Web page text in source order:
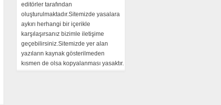
editörler tarafından
oluşturulmaktadır.Sitemizde yasalara
aykırı herhangi bir içerikle
karşılaşırsanız bizimle iletişime
geçebilirsiniz.Sitemizde yer alan
yazıların kaynak gösterilmeden
kısmen de olsa kopyalanması yasaktır.